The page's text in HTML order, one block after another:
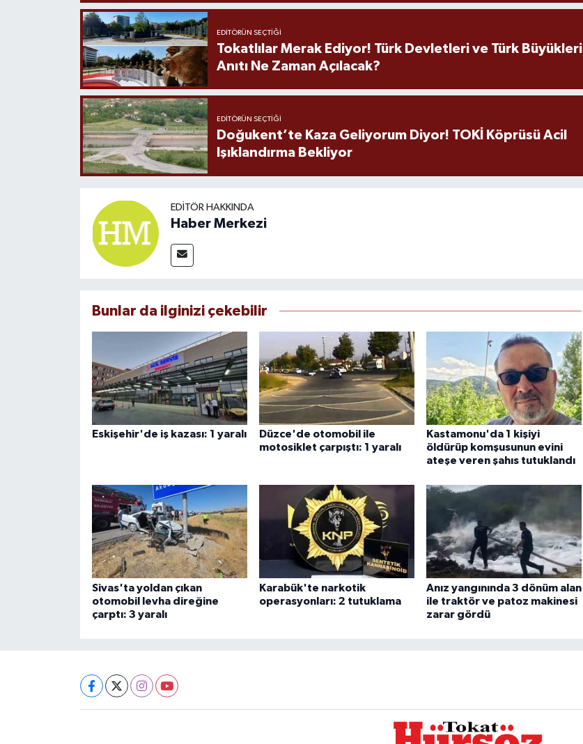
EDITÖRÜN SEÇTIĞI
Tokatlılar Merak Ediyor! Türk Devletleri ve Türk Büyükleri
Anıtı Ne Zaman Açılacak?
EDITÖRÜN SEÇTIĞI
Doğukent’te Kaza Geliyorum Diyor! TOKİ Köprüsü Acil
Işıklandırma Bekliyor
EDITÖR HAKKINDA
Haber Merkezi
Bunlar da ilginizi çekebilir
Eskişehir'de iş kazası: 1 yaralı
Düzce'de otomobil ile
motosiklet çarpıştı: 1 yaralı
Kastamonu'da 1 kişiyi
öldürüp komşusunun evini
ateşe veren şahıs tutuklandı
Sivas'ta yoldan çıkan
otomobil levha direğine
çarptı: 3 yaralı
Karabük'te narkotik
operasyonları: 2 tutuklama
Anız yangınında 3 dönüm alan
ile traktör ve patoz makinesi
zarar gördü